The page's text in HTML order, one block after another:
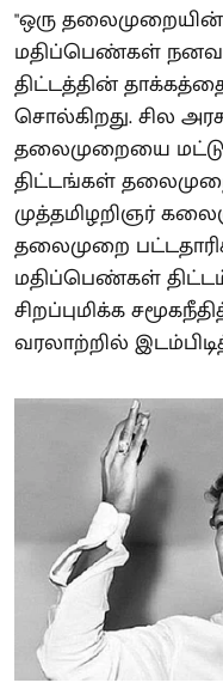
"ஒரு
மதிப்பெண்கள்
திட்டத்தின்
சொல்கிறது. சில
தலைமுறையை
திட்டங்கள்
முத்தமிழறிஞர்
தலைமுறை
மதிப்பெண்கள்
சிறப்புமிக்க
வரலாற்றில்